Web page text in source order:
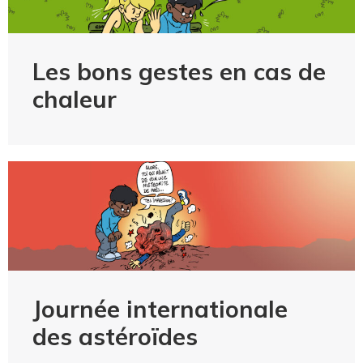
Les bons gestes en cas de
chaleur
Journée internationale
des astéroïdes